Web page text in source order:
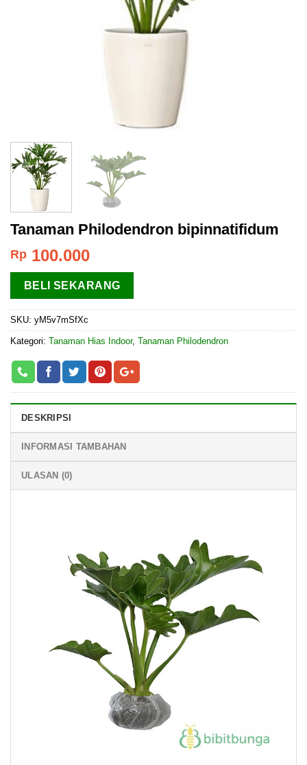
Tanaman Philodendron bipinnatifidum
Rp 100.000
BELI SEKARANG
SKU: yM5v7mSfXc
Kategori: Tanaman Hias Indoor, Tanaman Philodendron
DESKRIPSI
INFORMASI TAMBAHAN
ULASAN (0)